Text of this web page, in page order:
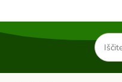
Iskanje